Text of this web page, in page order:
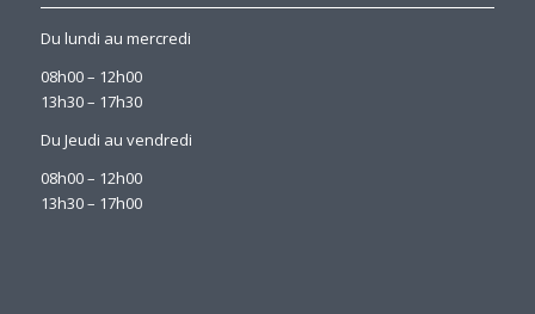
Du lundi au mercredi
08h00 – 12h00
13h30 – 17h30
Du Jeudi au vendredi
08h00 – 12h00
13h30 – 17h00